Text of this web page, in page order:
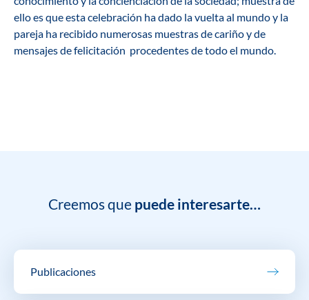
ello es que esta celebración ha dado la vuelta al mundo y la
pareja ha recibido numerosas muestras de cariño y de
mensajes de felicitación procedentes de todo el mundo.
Creemos que puede interesarte…
Publicaciones